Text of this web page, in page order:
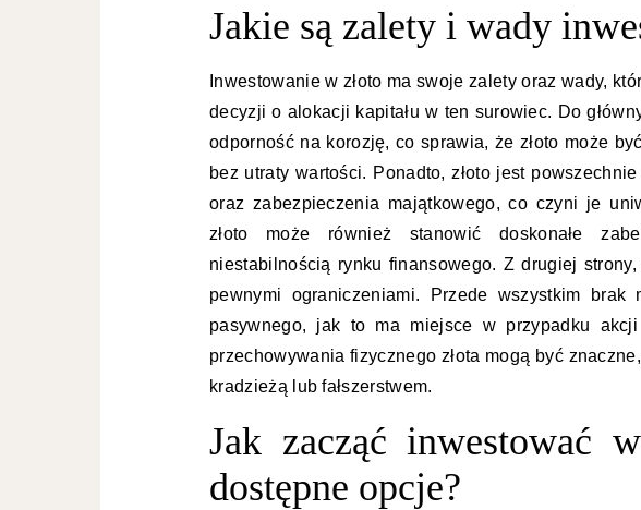
Jakie są zalety i wady
Inwestowanie w złoto ma swoje zalety oraz wady,
decyzji o alokacji kapitału w ten surowiec. Do
odporność na korozję, co sprawia, że złoto może
bez utraty wartości. Ponadto, złoto jest
oraz zabezpieczenia majątkowego, co czyni je
złoto może również stanowić doskonałe
niestabilnością rynku finansowego. Z drugiej
pewnymi ograniczeniami. Przede wszystkim brak
pasywnego, jak to ma miejsce w przypadku
przechowywania fizycznego złota mogą być
kradzieżą lub fałszerstwem.
Jak zacząć inwestować
dostępne opcje?